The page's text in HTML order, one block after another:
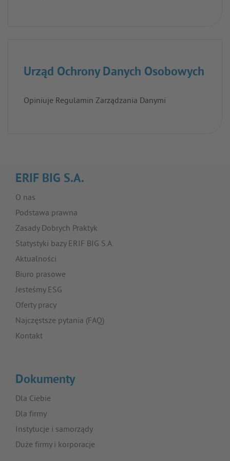
Urząd Ochrony Danych Osobowych
Opiniuje Regulamin Zarządzania Danymi
ERIF BIG S.A.
O nas
Podstawa prawna
Zasady Dobrych Praktyk
Statystyki bazy ERIF BIG S.A.
Aktualności
Biuro prasowe
Jesteśmy ESG
Oferty pracy
Najczęstsze pytania (FAQ)
Kontakt
Dokumenty
Dla Ciebie
Dla firmy
Instytucje i samorządy
Duże firmy i korporacje